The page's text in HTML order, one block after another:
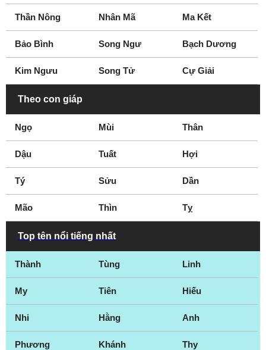
Thần Nông Nhân Mã Ma Kết
Bảo Bình Song Ngư Bạch Dương
Kim Ngưu Song Tử Cự Giải
Theo con giáp
Ngọ Mùi Thân
Dậu Tuất Hợi
Tý Sửu Dần
Mão Thìn Tỵ
Top tên nổi tiếng nhất
Thành Tùng Linh
My Tiên Hiếu
Nhi Hằng Anh
Phương Khánh Thy